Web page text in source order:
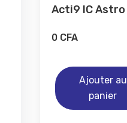
Acti9 IC Astro
0 CFA
Ajouter au
panier